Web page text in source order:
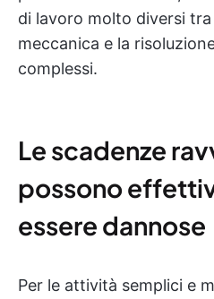
di lavoro molto diversi
meccanica e la
complessi.
Le scadenze
possono
essere dannose
Per le attività semplici e